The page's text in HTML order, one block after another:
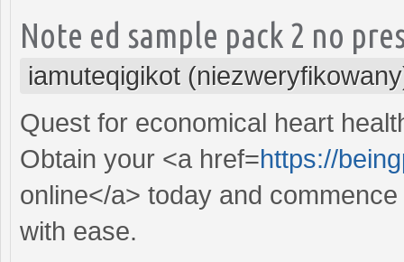
Note ed sample pack 2 no
iamuteqigikot
Quest for economical heart
Obtain your <a href=https://
online</a> today and
with ease.